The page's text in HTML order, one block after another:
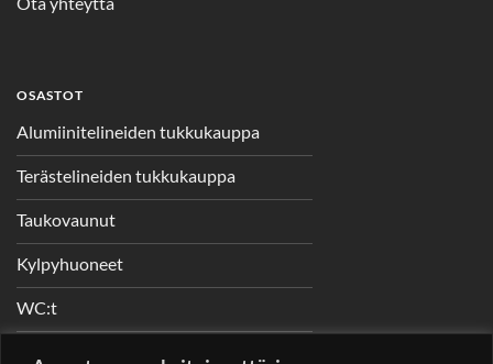
OSASTOT
Alumiinitelineiden tukkukauppa
Terästelineiden tukkukauppa
Taukovaunut
Kylpyhuoneet
WC:t